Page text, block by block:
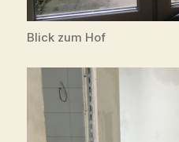
Blick zum Hof